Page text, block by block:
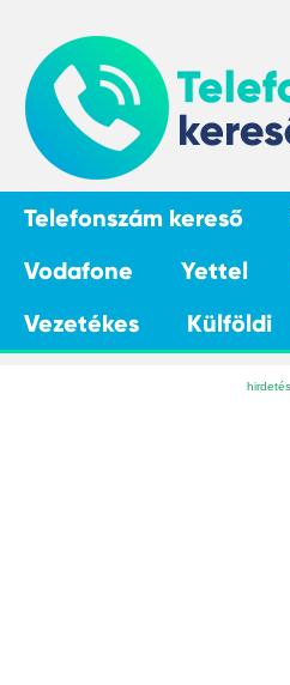
Telefonszám kereső
Vodafone
Yettel
Vezetékes
Külföldi